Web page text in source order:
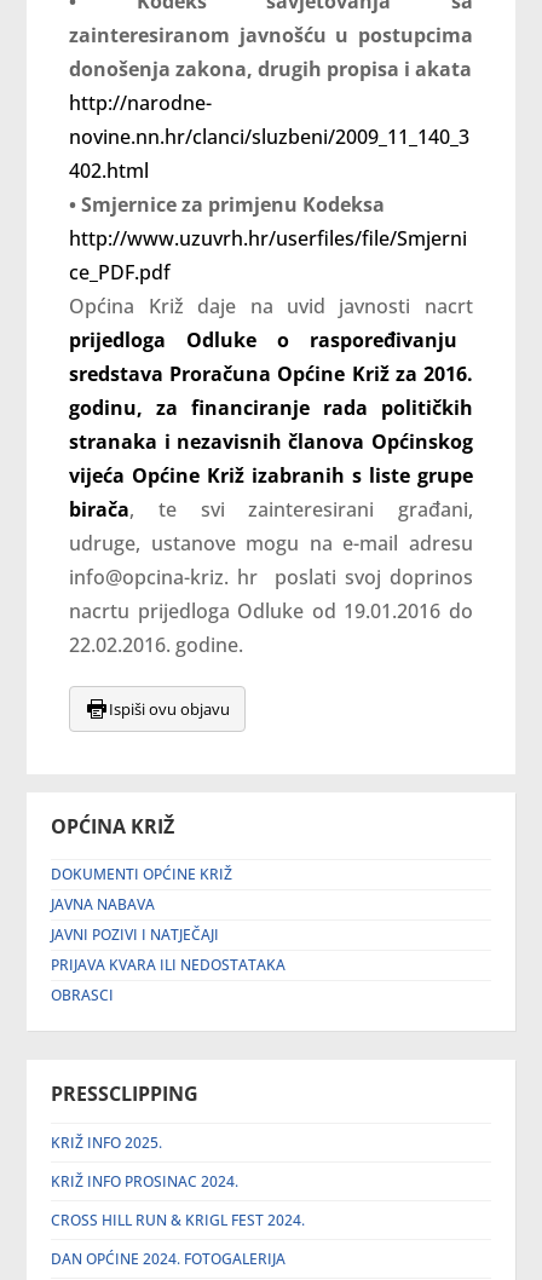
OPĆINA KRIŽ
DOKUMENTI OPĆINE KRIŽ
JAVNA NABAVA
JAVNI POZIVI I NATJEČAJI
PRIJAVA KVARA ILI NEDOSTATAKA
OBRASCI
PRESSCLIPPING
KRIŽ INFO 2025.
KRIŽ INFO PROSINAC 2024.
CROSS HILL RUN & KRIGL FEST 2024.
DAN OPĆINE 2024. FOTOGALERIJA
zainteresiranom javnošću u postupcima
donošenja zakona, drugih propisa i akata
http://narodne-
novine.nn.hr/clanci/sluzbeni/2009_11_140_3
402.html
• Smjernice za primjenu Kodeksa
http://www.uzuvrh.hr/userfiles/file/Smjerni
ce_PDF.pdf
Općina Križ daje na uvid javnosti nacrt
prijedloga Odluke o raspoređivanju
sredstava Proračuna Općine Križ za 2016.
godinu, za financiranje rada političkih
stranaka i nezavisnih članova Općinskog
vijeća Općine Križ izabranih s liste grupe
birača, te svi zainteresirani građani,
udruge, ustanove mogu na e-mail adresu
info@opcina-kriz. hr poslati svoj doprinos
nacrtu prijedloga Odluke od 19.01.2016 do
22.02.2016. godine.
Ispiši ovu objavu